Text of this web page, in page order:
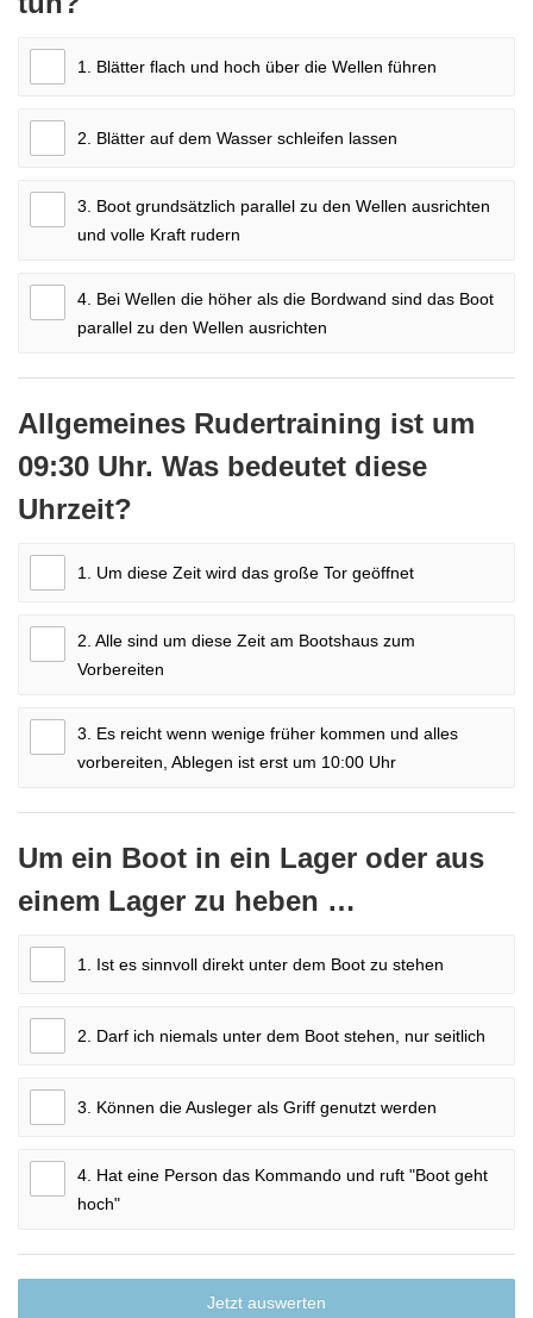
1. Blätter flach und hoch über die Wellen führen
2. Blätter auf dem Wasser schleifen lassen
3. Boot grundsätzlich parallel zu den Wellen ausrichten
und volle Kraft rudern
4. Bei Wellen die höher als die Bordwand sind das Boot
parallel zu den Wellen ausrichten
Allgemeines Rudertraining ist um
09:30 Uhr. Was bedeutet diese
Uhrzeit?
1. Um diese Zeit wird das große Tor geöffnet
2. Alle sind um diese Zeit am Bootshaus zum
Vorbereiten
3. Es reicht wenn wenige früher kommen und alles
vorbereiten, Ablegen ist erst um 10:00 Uhr
Um ein Boot in ein Lager oder aus
einem Lager zu heben …
1. Ist es sinnvoll direkt unter dem Boot zu stehen
2. Darf ich niemals unter dem Boot stehen, nur seitlich
3. Können die Ausleger als Griff genutzt werden
4. Hat eine Person das Kommando und ruft "Boot geht
hoch"
Jetzt auswerten